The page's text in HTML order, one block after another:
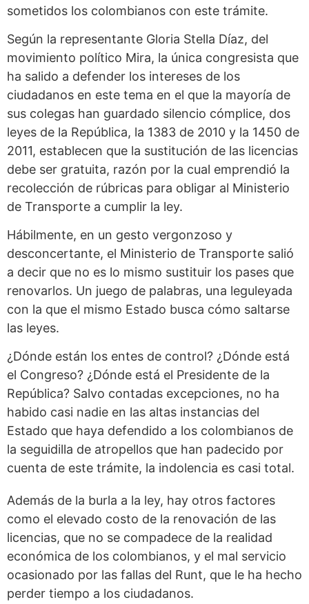
sometidos los colombianos con este trámite.
Según la representante Gloria Stella Díaz, del
movimiento político Mira, la única congresista que
ha salido a defender los intereses de los
ciudadanos en este tema en el que la mayoría de
sus colegas han guardado silencio cómplice, dos
leyes de la República, la 1383 de 2010 y la 1450 de
2011, establecen que la sustitución de las licencias
debe ser gratuita, razón por la cual emprendió la
recolección de rúbricas para obligar al Ministerio
de Transporte a cumplir la ley.
Hábilmente, en un gesto vergonzoso y
desconcertante, el Ministerio de Transporte salió
a decir que no es lo mismo sustituir los pases que
renovarlos. Un juego de palabras, una leguleyada
con la que el mismo Estado busca cómo saltarse
las leyes.
¿Dónde están los entes de control? ¿Dónde está
el Congreso? ¿Dónde está el Presidente de la
República? Salvo contadas excepciones, no ha
habido casi nadie en las altas instancias del
Estado que haya defendido a los colombianos de
la seguidilla de atropellos que han padecido por
cuenta de este trámite, la indolencia es casi total.
Además de la burla a la ley, hay otros factores
como el elevado costo de la renovación de las
licencias, que no se compadece de la realidad
económica de los colombianos, y el mal servicio
ocasionado por las fallas del Runt, que le ha hecho
perder tiempo a los ciudadanos.